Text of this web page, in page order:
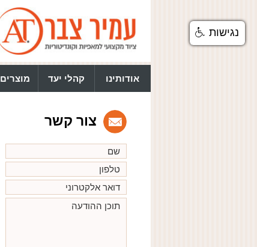
אודותינו קהלי יעד מוצרים
צור קשר
נגישות